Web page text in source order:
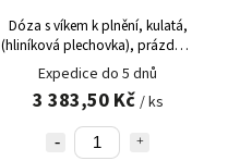
Dóza s víkem k plnění, kulatá,
(hliníková plechovka), prázdná,
280 ml, 100% Chef, 50 ks
Expedice do 5 dnů
3 383,50 Kč / ks